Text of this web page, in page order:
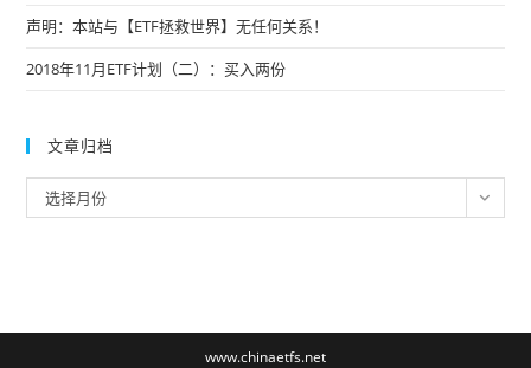
声明：本站与【ETF拯救世界】无任何关系！
2018年11月ETF计划（二）：买入两份
文章归档
章
选择月份
www.chinaetfs.net